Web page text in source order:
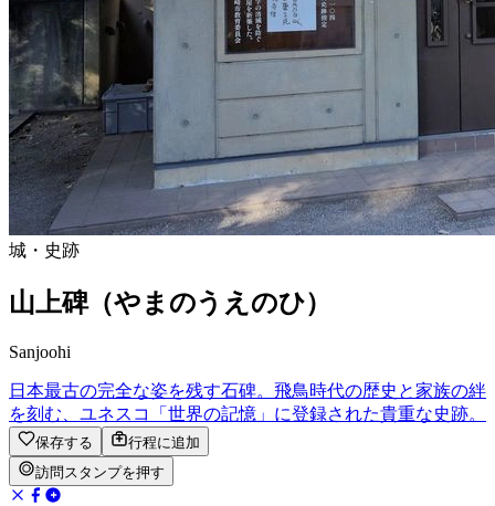
城・史跡
山上碑（やまのうえのひ）
Sanjoohi
日本最古の完全な姿を残す石碑。飛鳥時代の歴史と家族の絆
を刻む、ユネスコ「世界の記憶」に登録された貴重な史跡。
保存する
行程に追加
訪問スタンプを押す